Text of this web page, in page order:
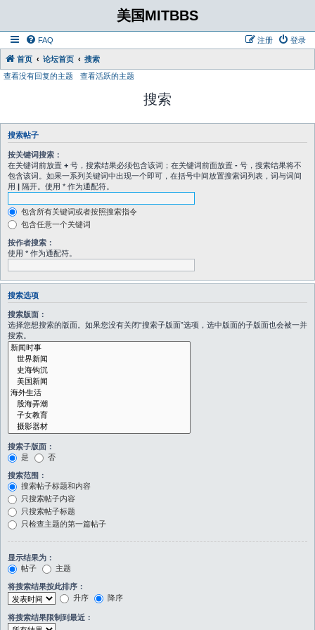
美国MITBBS
FAQ 登录
注册
首页 论坛首页
搜索
查看没有回复的主题
查看活跃的主题
搜索
搜索帖子
按关键词搜索：
在关键词前放置 + 号，搜索结果必须包含该词；在关键词前面放置 - 号，搜索结果将不
包含该词。如果一系列关键词中出现一个即可，在括号中间放置搜索词列表，词与词间
用 | 隔开。使用 * 作为通配符。
包含所有关键词或者按照搜索指令
包含任意一个关键词
按作者搜索：
使用 * 作为通配符。
搜索选项
搜索版面：
选择您想搜索的版面。如果您没有关闭“搜索子版面”选项，选中版面的子版面也会被一并
搜索。
搜索子版面：
是
否
搜索范围：
搜索帖子标题和内容
只搜索帖子内容
只搜索帖子标题
只检查主题的第一篇帖子
显示结果为：
帖子
主题
将搜索结果按此排序：
升序
降序
将搜索结果限制到最近：